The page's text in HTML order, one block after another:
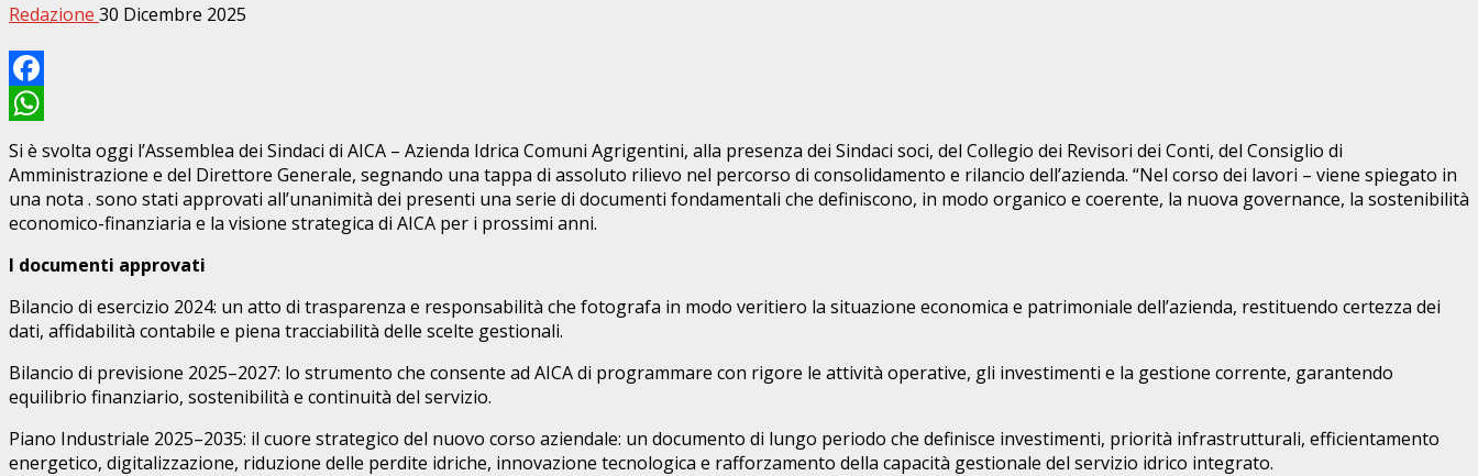
Redazione 30 Dicembre 2025
Facebook
WhatsApp
Si è svolta oggi l’Assemblea dei Sindaci di AICA – Azienda Idrica Comuni Agrigentini, alla presenza dei Sindaci soci, del Collegio dei Revisori dei Conti, del Consiglio di
Amministrazione e del Direttore Generale, segnando una tappa di assoluto rilievo nel percorso di consolidamento e rilancio dell’azienda. “Nel corso dei lavori – viene spiegato in
una nota . sono stati approvati all’unanimità dei presenti una serie di documenti fondamentali che definiscono, in modo organico e coerente, la nuova governance, la sostenibilità
economico-finanziaria e la visione strategica di AICA per i prossimi anni.
I documenti approvati
Bilancio di esercizio 2024: un atto di trasparenza e responsabilità che fotografa in modo veritiero la situazione economica e patrimoniale dell’azienda, restituendo certezza dei
dati, affidabilità contabile e piena tracciabilità delle scelte gestionali.
Bilancio di previsione 2025–2027: lo strumento che consente ad AICA di programmare con rigore le attività operative, gli investimenti e la gestione corrente, garantendo
equilibrio finanziario, sostenibilità e continuità del servizio.
Piano Industriale 2025–2035: il cuore strategico del nuovo corso aziendale: un documento di lungo periodo che definisce investimenti, priorità infrastrutturali, efficientamento
energetico, digitalizzazione, riduzione delle perdite idriche, innovazione tecnologica e rafforzamento della capacità gestionale del servizio idrico integrato.